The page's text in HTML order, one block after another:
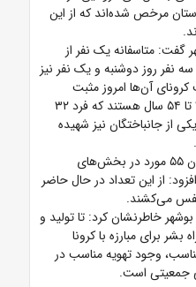
مرخص شده‌اند که از این
گفت: متاسفانه یک نفر از
نفر روز دوشنبه و یک نفر نیز
آن‌ها امروز مثبت
اعلام‌شده است و در رده سنی ۳۲ تا ۵۴ سال هستند که فرد ۳۲
از جانباختگان نیز شهیده
دکتر کشمیری بابیان اینکه هم‌اکنون ۵۵ مورد در بخش‌های
از این تعداد در حال حاضر
بوشهر خاطرنشان کرد: تا تولید و
بشر برای مبارزه با کرونا
وجود تهویه مناسب در
جمعیتی است.